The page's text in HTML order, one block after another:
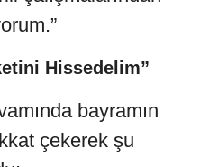
Hissedelim”
bayramın
çekerek şu